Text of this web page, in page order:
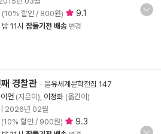
(10% 할인 / 800원) 9.1
밤 11시 잠들기전 배송 변경
경찰관 - 을유세계문학전집 147
언 (지은이), 이정화 (옮긴이)
2026년 02월
(10% 할인 / 900원) 9.3